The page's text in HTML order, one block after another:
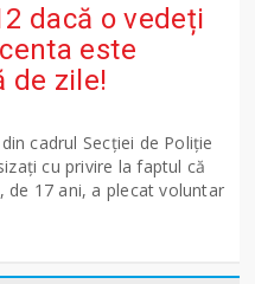
dacă o vedeți
este
de zile!
cadrul Secției de Poliție
cu privire la faptul că
de 17 ani, a plecat voluntar